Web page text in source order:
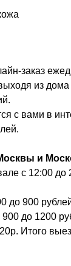
заказ
из
с вами в
и
с 12:00 до
до 900
до 1200
Итого